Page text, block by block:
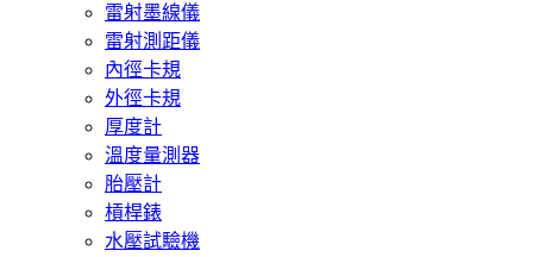
雷射墨線儀
雷射測距儀
內徑卡規
外徑卡規
厚度計
溫度量測器
胎壓計
槓桿錶
水壓試驗機